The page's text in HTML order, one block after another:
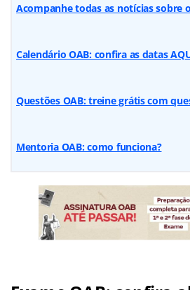
Acompanhe todas as notícias sobre
Calendário OAB: confira as datas
Questões OAB: treine grátis com
Mentoria OAB: como funciona?